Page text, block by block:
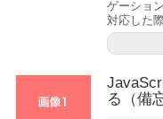
ゲーショ
対応した
る（備